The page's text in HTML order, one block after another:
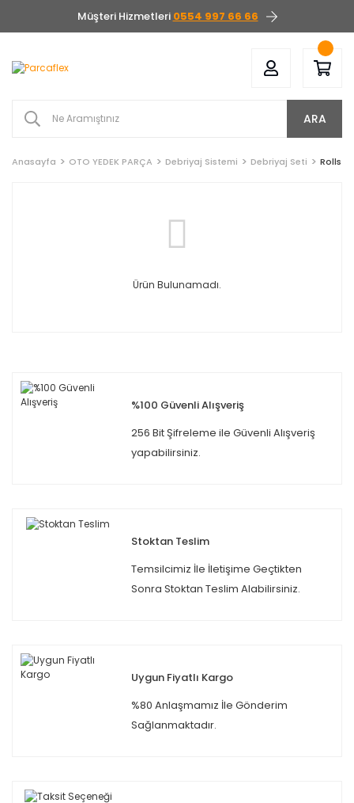
Müşteri Hizmetleri 0554 997 66 66
ARA
Anasayfa OTO YEDEK PARÇA Debriyaj Sistemi Debriyaj Seti Rolls
Ürün Bulunamadı.
%100 Güvenli Alışveriş
256 Bit Şifreleme ile Güvenli Alışveriş
yapabilirsiniz.
Stoktan Teslim
Temsilcimiz İle İletişime Geçtikten
Sonra Stoktan Teslim Alabilirsiniz.
Uygun Fiyatlı Kargo
%80 Anlaşmamız İle Gönderim
Sağlanmaktadır.